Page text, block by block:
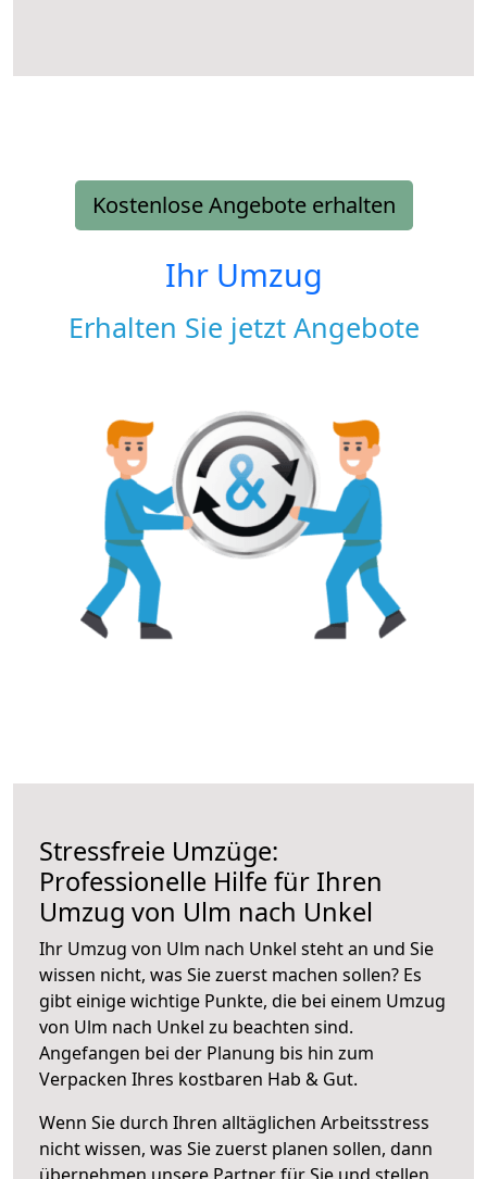
Kostenlose Angebote erhalten
Ihr Umzug
Erhalten Sie jetzt Angebote
Stressfreie Umzüge:
Professionelle Hilfe für Ihren
Umzug von Ulm nach Unkel
Ihr Umzug von Ulm nach Unkel steht an und Sie
wissen nicht, was Sie zuerst machen sollen? Es
gibt einige wichtige Punkte, die bei einem Umzug
von Ulm nach Unkel zu beachten sind.
Angefangen bei der Planung bis hin zum
Verpacken Ihres kostbaren Hab & Gut.
Wenn Sie durch Ihren alltäglichen Arbeitsstress
nicht wissen, was Sie zuerst planen sollen, dann